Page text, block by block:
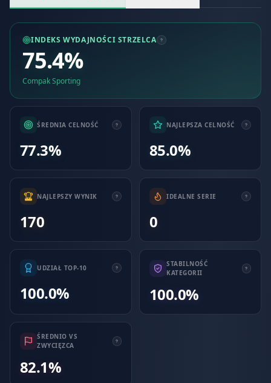
INDEKS WYDAJNOŚCI STRZELCA
75.4%
Compak Sporting
ŚREDNIA CELNOŚĆ
77.3%
NAJLEPSZA CELNOŚĆ
85.0%
NAJLEPSZY WYNIK
170
IDEALNE SERIE
0
UDZIAŁ TOP-10
100.0%
STABILNOŚĆ
KATEGORII
100.0%
ŚREDNIO VS
ZWYCIĘZCA
82.1%